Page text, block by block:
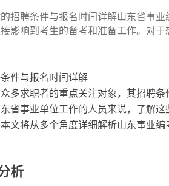
招聘条件与报名时间详解山东省事
影响到考生的备考和准备工作。对
件与报名时间详解
多求职者的重点关注对象，其招聘
省事业单位工作的人员来说，了解
文将从多个角度详细解析山东事业
析